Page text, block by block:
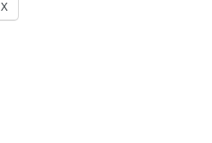
X